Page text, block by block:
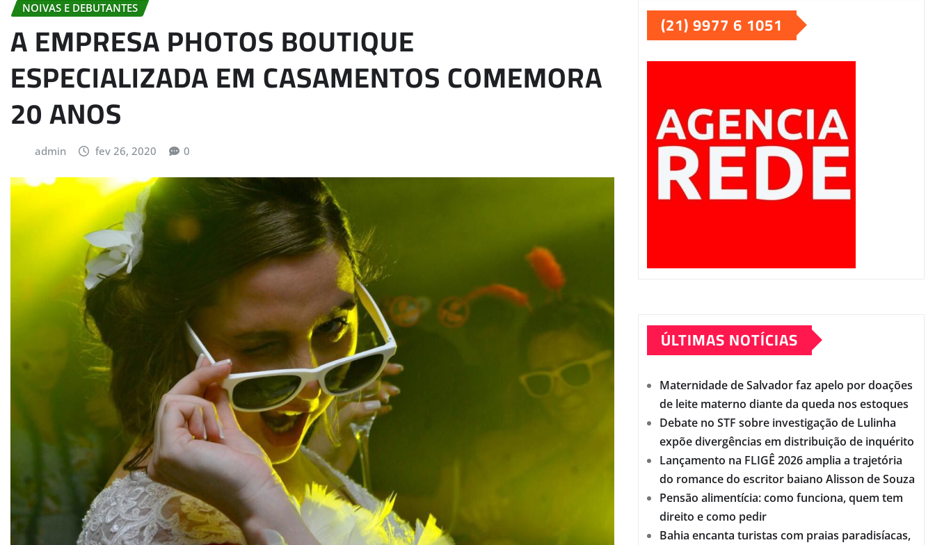
NOIVAS E DEBUTANTES
A EMPRESA PHOTOS BOUTIQUE
ESPECIALIZADA EM CASAMENTOS COMEMORA
20 ANOS
admin fev 26, 2020 0
(21) 9977 6 1051
ÚLTIMAS NOTÍCIAS
Maternidade de Salvador faz apelo por doações
de leite materno diante da queda nos estoques
Debate no STF sobre investigação de Lulinha
expõe divergências em distribuição de inquérito
Lançamento na FLIGÊ 2026 amplia a trajetória
do romance do escritor baiano Alisson de Souza
Pensão alimentícia: como funciona, quem tem
direito e como pedir
Bahia encanta turistas com praias paradisíacas,